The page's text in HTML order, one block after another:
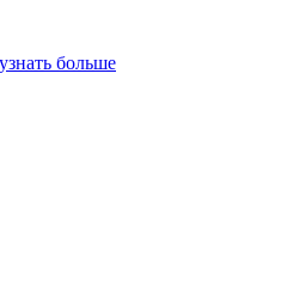
узнать больше